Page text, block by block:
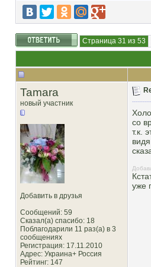
Страница 31 из 53
Tamara
новый участник
Добавить в друзья
Сообщений: 59
Сказал(а) спасибо: 18
Поблагодарили 11 раз(а) в 3
сообщениях
Регистрация: 17.11.2010
Адрес: Украина+ Россия
Рейтинг: 147
со
т.к.
уже